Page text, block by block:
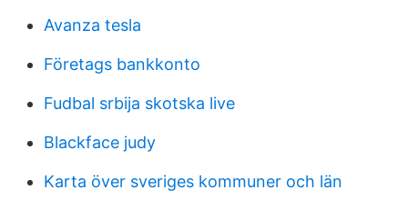
Avanza tesla
Företags bankkonto
Fudbal srbija skotska live
Blackface judy
Karta över sveriges kommuner och län